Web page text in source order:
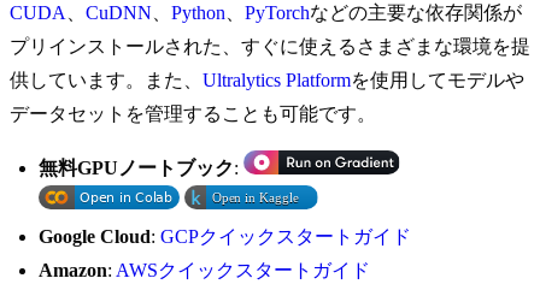
CUDA
CuDNN Python PyTorchなどの主要な依存関係が
プリインストールされた、すぐに使えるさまざまな環境を提
供しています。また、 Ultralytics Platformを使用してモデルや
データセットを管理することも可能です。
無料GPUノートブック:
Google Cloud: GCPクイックスタートガイド
Amazon: AWSクイックスタートガイド